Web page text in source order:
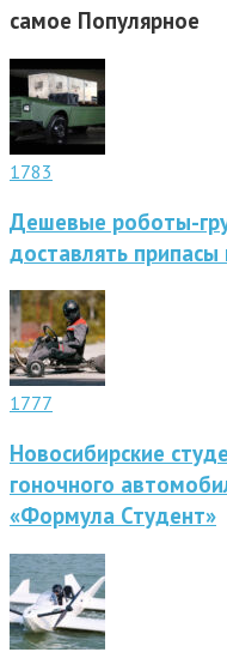
самое Популярное
1783
Дешевые роботы-
доставлять
1777
Новосибирские
гоночного
«Формула Студент»